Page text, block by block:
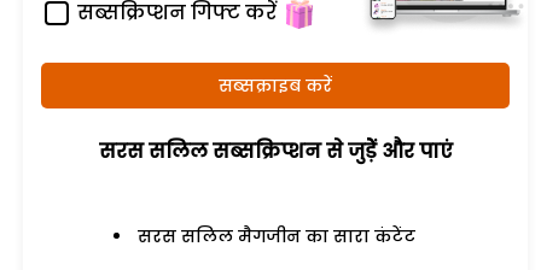
सब्सक्रिप्शन गिफ्ट करें
सब्सक्राइब करें
सरस सलिल सब्सक्रिप्शन से जुड़ेें और पाएं
सरस सलिल मैगजीन का सारा कंटेंट